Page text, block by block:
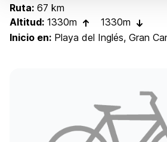
Ruta: 67 km
Altitud: 1330m
1330m
Inicio en: Playa del Inglés, Gran